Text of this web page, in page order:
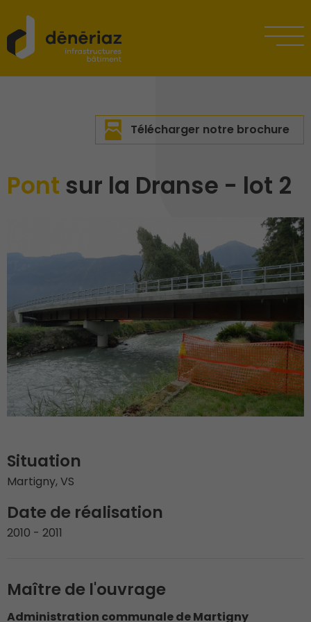
Télécharger notre brochure
Pont sur la Dranse - lot 2
Situation
Martigny, VS
Date de réalisation
2010 - 2011
Maître de l'ouvrage
Administration communale de Martigny